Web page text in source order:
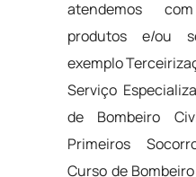
atendemos
produtos e/ou
exemplo
Serviço
de Bombeiro
Primeiros
Curso de